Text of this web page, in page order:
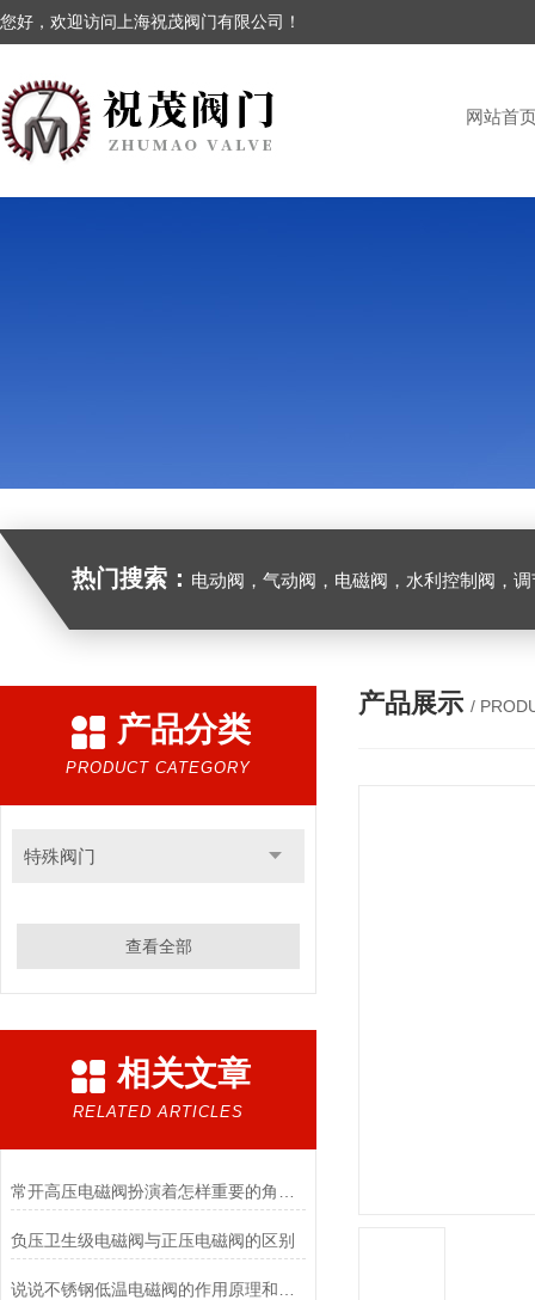
您好，欢迎访问上海祝茂阀门有限公司！
网站首
热门搜索： 电动阀，气动阀，电磁阀，水利控制阀，调节
产品分类
PRODUCT CATEGORY
特殊阀门
查看全部
相关文章
RELATED ARTICLES
负压卫生级电磁阀与正压电磁阀的区别
产品展示 /